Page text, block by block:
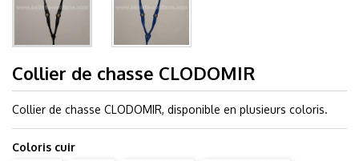
Collier de chasse CLODOMIR
Collier de chasse CLODOMIR, disponible en plusieurs coloris.
Coloris cuir